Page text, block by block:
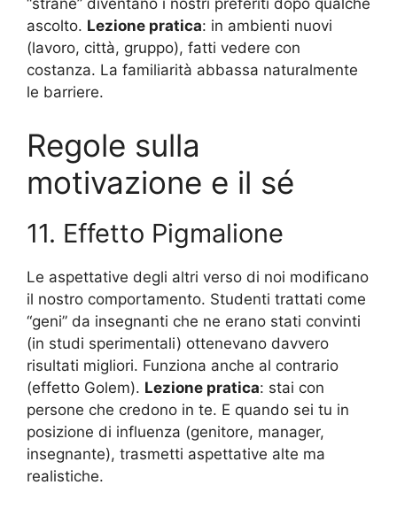
“strane” diventano i nostri preferiti dopo qualche
ascolto. Lezione pratica: in ambienti nuovi
(lavoro, città, gruppo), fatti vedere con
costanza. La familiarità abbassa naturalmente
le barriere.
Regole sulla
motivazione e il sé
11. Effetto Pigmalione
Le aspettative degli altri verso di noi modificano
il nostro comportamento. Studenti trattati come
“geni” da insegnanti che ne erano stati convinti
(in studi sperimentali) ottenevano davvero
risultati migliori. Funziona anche al contrario
(effetto Golem). Lezione pratica: stai con
persone che credono in te. E quando sei tu in
posizione di influenza (genitore, manager,
insegnante), trasmetti aspettative alte ma
realistiche.